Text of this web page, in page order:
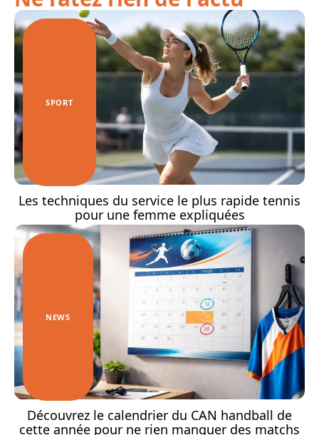
SPORT
Les techniques du service le plus rapide tennis
pour une femme expliquées
NEWS
Découvrez le calendrier du CAN handball de
cette année pour ne rien manquer des matchs